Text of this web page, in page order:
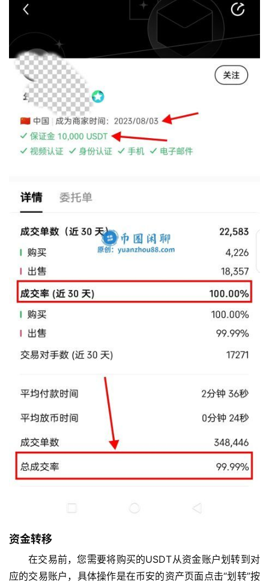
资金转移
在交易前，您需要将购买的USDT从资金账户划转到对
应的交易账户，具体操作是在币安的资产页面点击“划转”按